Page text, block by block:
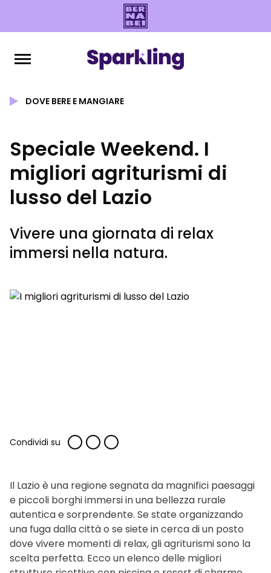
DOVE BERE E MANGIARE
Speciale Weekend. I
migliori agriturismi di
lusso del Lazio
Vivere una giornata di relax
immersi nella natura.
Condividi su
Il Lazio è una regione segnata da magnifici paesaggi
e piccoli borghi immersi in una bellezza rurale
autentica e sorprendente. Se state organizzando
una fuga dalla città o se siete in cerca di un posto
dove vivere momenti di relax, gli agriturismi sono la
scelta perfetta. Ecco un elenco delle migliori